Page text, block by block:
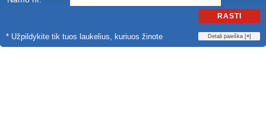
RASTI
* Užpildykite tik tuos laukelius, kuriuos žinote Detali paieška [+]